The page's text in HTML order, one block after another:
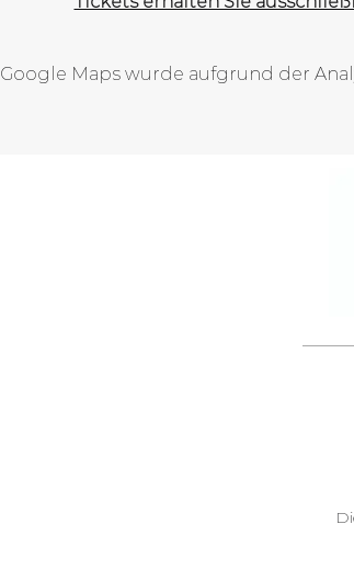
Google Maps wurde aufgrund der